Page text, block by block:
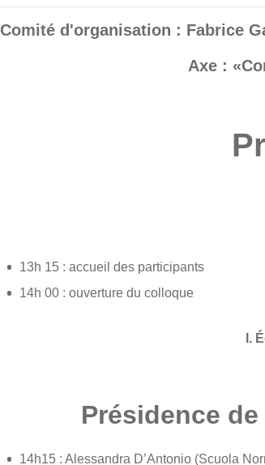
Comité d'organisation : Fabrice
Axe :
13h 15 : accueil des participants
14h 00 : ouverture du colloque
I.
Présidence
14h15 : Alessandra D’Antonio (Scuola